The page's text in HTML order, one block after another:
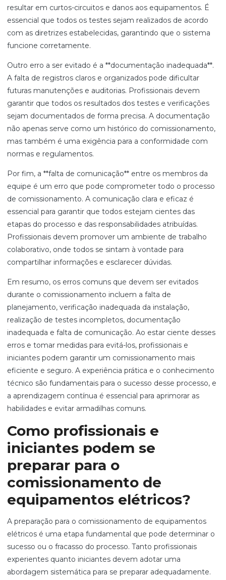
resultar em curtos-circuitos e danos aos equipamentos. É
essencial que todos os testes sejam realizados de acordo
com as diretrizes estabelecidas, garantindo que o sistema
funcione corretamente.
Outro erro a ser evitado é a **documentação inadequada**.
A falta de registros claros e organizados pode dificultar
futuras manutenções e auditorias. Profissionais devem
garantir que todos os resultados dos testes e verificações
sejam documentados de forma precisa. A documentação
não apenas serve como um histórico do comissionamento,
mas também é uma exigência para a conformidade com
normas e regulamentos.
Por fim, a **falta de comunicação** entre os membros da
equipe é um erro que pode comprometer todo o processo
de comissionamento. A comunicação clara e eficaz é
essencial para garantir que todos estejam cientes das
etapas do processo e das responsabilidades atribuídas.
Profissionais devem promover um ambiente de trabalho
colaborativo, onde todos se sintam à vontade para
compartilhar informações e esclarecer dúvidas.
Em resumo, os erros comuns que devem ser evitados
durante o comissionamento incluem a falta de
planejamento, verificação inadequada da instalação,
realização de testes incompletos, documentação
inadequada e falta de comunicação. Ao estar ciente desses
erros e tomar medidas para evitá-los, profissionais e
iniciantes podem garantir um comissionamento mais
eficiente e seguro. A experiência prática e o conhecimento
técnico são fundamentais para o sucesso desse processo, e
a aprendizagem contínua é essencial para aprimorar as
habilidades e evitar armadilhas comuns.
Como profissionais e
iniciantes podem se
preparar para o
comissionamento de
equipamentos elétricos?
A preparação para o comissionamento de equipamentos
elétricos é uma etapa fundamental que pode determinar o
sucesso ou o fracasso do processo. Tanto profissionais
experientes quanto iniciantes devem adotar uma
abordagem sistemática para se preparar adequadamente.